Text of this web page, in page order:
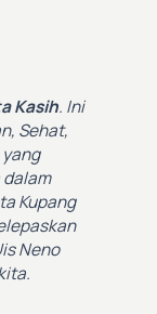
Kasih. Ini
Sehat,
Kupang
Neno